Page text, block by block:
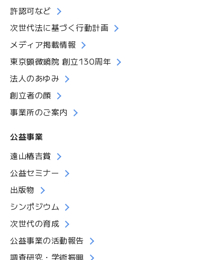
許認可など
次世代法に基づく行動計画
メディア掲載情報
東京顕微鏡院 創立130周年
法人のあゆみ
創立者の顔
事業所のご案内
公益事業
遠山椿吉賞
公益セミナー
出版物
シンポジウム
次世代の育成
公益事業の活動報告
調査研究・学術振興